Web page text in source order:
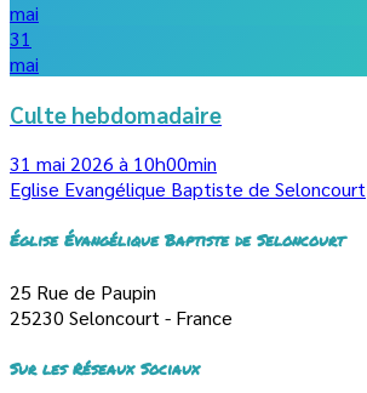
mai
31
mai
Culte hebdomadaire
31 mai 2026 à 10h00min
Eglise Evangélique Baptiste de Seloncourt
Église Évangélique Baptiste de Seloncourt
25 Rue de Paupin
25230 Seloncourt - France
Sur les Réseaux Sociaux